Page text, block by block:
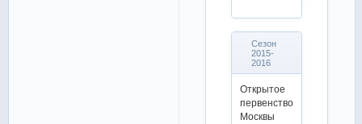
Сезон
2015-
2016
Открытое
первенство
Москвы